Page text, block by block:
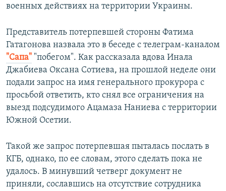
военных действиях на территории Украины.
Представитель потерпевшей стороны Фатима
Гатагонова назвала это в беседе с телеграм-каналом
"Сапа" "побегом". Как рассказала вдова Инала
Джабиева Оксана Сотиева, на прошлой неделе они
подали запрос на имя генерального прокурора с
просьбой ответить, кто снял все ограничения на
выезд подсудимого Ацамаза Наниева с территории
Южной Осетии.
Такой же запрос потерпевшая пыталась послать в
КГБ, однако, по ее словам, этого сделать пока не
удалось. В минувший четверг документ не
приняли, сославшись на отсутствие сотрудника